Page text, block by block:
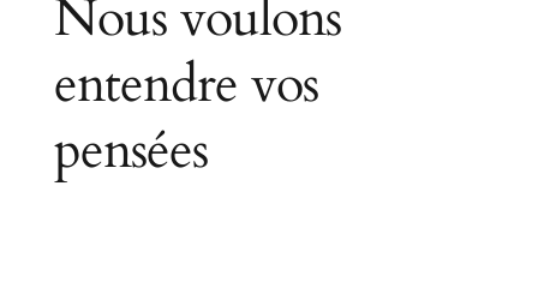
Contact
Nous voulons
entendre vos
pensées